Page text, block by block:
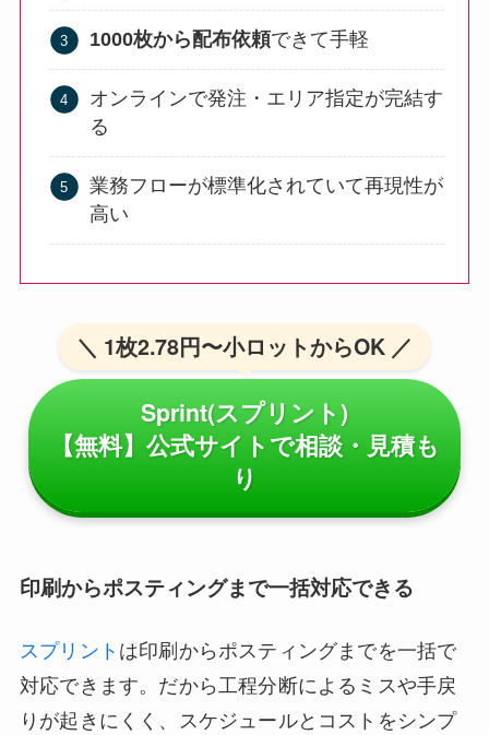
1000枚から配布依頼できて手軽
オンラインで発注・エリア指定が完結す
る
業務フローが標準化されていて再現性が
高い
＼ 1枚2.78円〜小ロットからOK ／
Sprint(スプリント)
【無料】公式サイトで相談・見積も
り
印刷からポスティングまで一括対応できる
スプリント は印刷からポスティングまでを一括で
対応できます。だから工程分断によるミスや手戻
りが起きにくく、スケジュールとコストをシンプ